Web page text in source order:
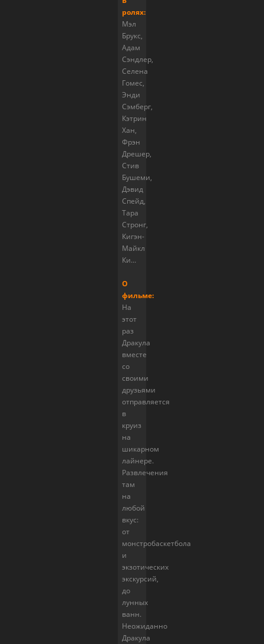
ролях:
Мэл
Брукс,
Адам
Сэндлер,
Селена
Гомес,
Энди
Сэмберг,
Кэтрин
Хан,
Фрэн
Дрешер,
Стив
Бушеми,
Дэвид
Спейд,
Тара
Стронг,
Кигэн-
Майкл
Ки...
О
фильме:
На
этот
раз
Дракула
вместе
со
своими
друзьями
отправляется
в
круиз
на
шикарном
лайнере.
Развлечения
там
на
любой
вкус:
от
монстробаскетбола
и
экзотических
экскурсий,
до
лунных
ванн.
Неожиданно
Дракула